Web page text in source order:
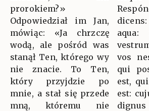
prorokiem?»
Odpowiedział im Jan,
mówiąc: «Ja chrzczę
wodą, ale pośród was
stanął Ten, którego wy
nie znacie. To Ten,
który przyjdzie po
mnie, a stał się przede
mną, któremu nie
aqua:
vos
qui
est,
est: